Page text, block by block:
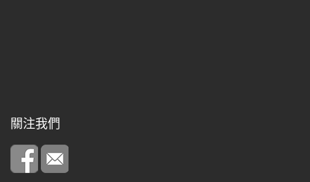
關注我們